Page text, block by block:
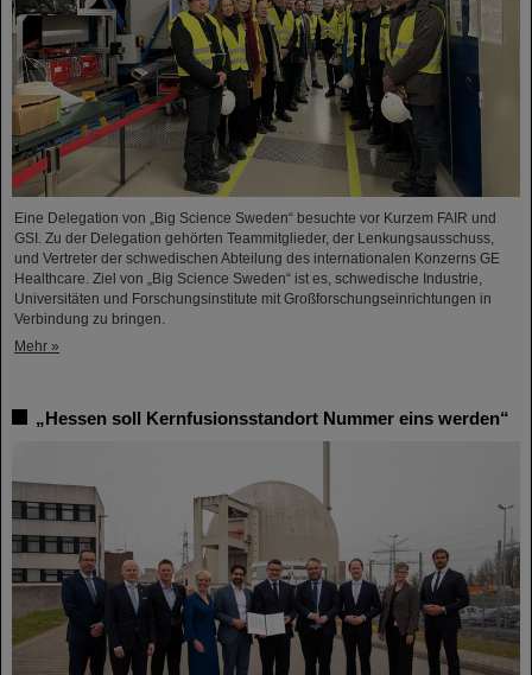
Eine Delegation von „Big Science Sweden“ besuchte vor Kurzem FAIR und
GSI. Zu der Delegation gehörten Teammitglieder, der Lenkungsausschuss,
und Vertreter der schwedischen Abteilung des internationalen Konzerns GE
Healthcare. Ziel von „Big Science Sweden“ ist es, schwedische Industrie,
Universitäten und Forschungsinstitute mit Großforschungseinrichtungen in
Verbindung zu bringen.
Mehr »
„Hessen soll Kernfusionsstandort Nummer eins werden“